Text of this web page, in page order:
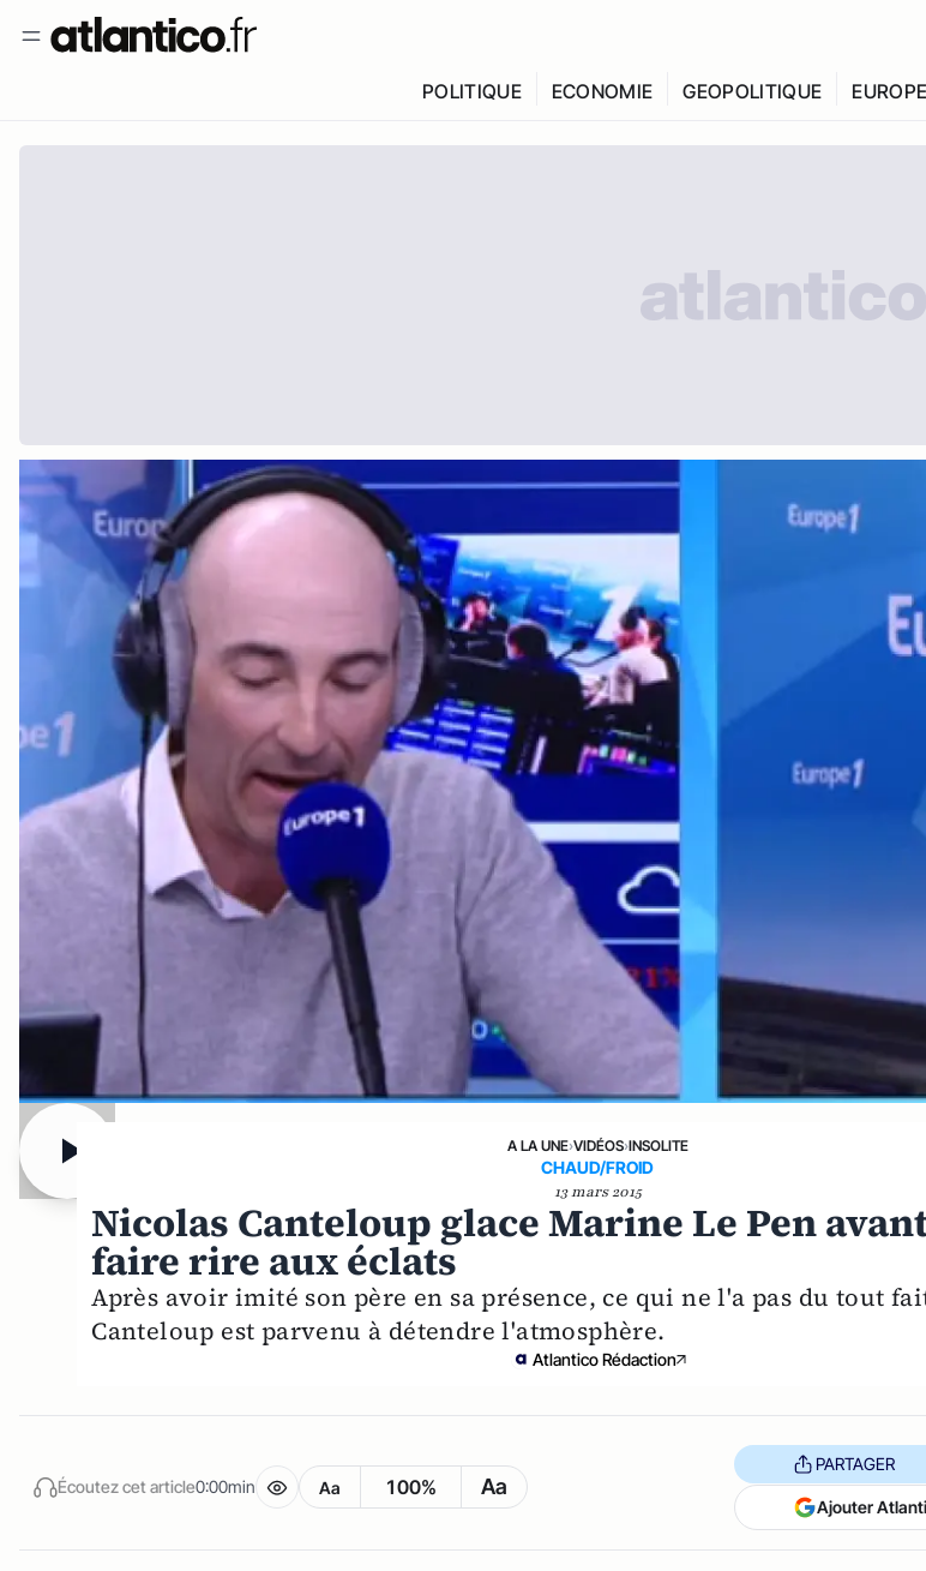
POLITIQUE ECONOMIE GEOPOLITIQUE EUROPE
A LA UNE›VIDÉOS›INSOLITE
CHAUD/FROID
13 mars 2015
Nicolas Canteloup glace Marine Le Pen
faire rire aux éclats
Après avoir imité son père en sa présence, ce qui ne l'a pas du tout
Canteloup est parvenu à détendre l'atmosphère.
Atlantico Rédaction
Écoutez cet article0:00min Aa 100% Aa
PARTAGER
Ajouter